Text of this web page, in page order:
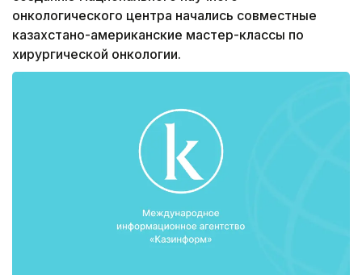
онкологического центра начались совместные
казахстано-американские мастер-классы по
хирургической онкологии.